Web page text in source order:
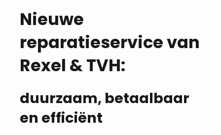
Nieuwe
reparatieservice van
Rexel & TVH:
duurzaam, betaalbaar
en efficiënt ​